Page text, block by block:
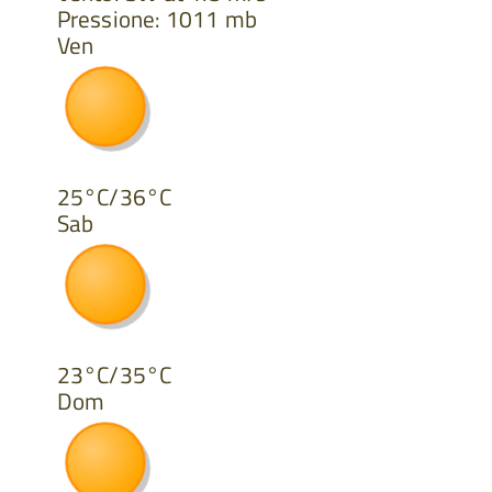
Pressione: 1011 mb
Ven
25°C/36°C
Sab
23°C/35°C
Dom